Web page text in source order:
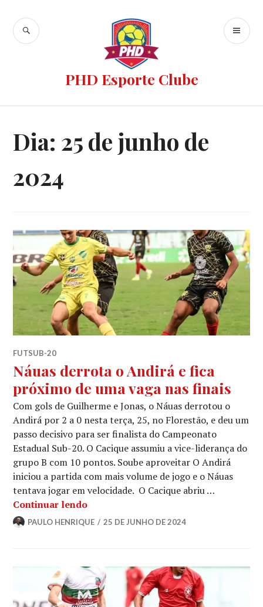
PHD Esporte Clube
Dia: 25 de junho de
2024
FUTSUB-20
Náuas derrota o Andirá e fica
próximo de uma vaga nas finais
Com gols de Guilherme e Jonas, o Náuas derrotou o
Andirá por 2 a 0 nesta terça, 25, no Florestão, e deu um
passo decisivo para ser finalista do Campeonato
Estadual Sub-20. O Cacique assumiu a vice-liderança do
grupo B com 10 pontos. Soube aproveitar O Andirá
iniciou a partida com mais volume de jogo e o Náuas
tentava jogar em velocidade. O Cacique abriu …
Continuar lendo
PAULO HENRIQUE 25 DE JUNHO DE 2024